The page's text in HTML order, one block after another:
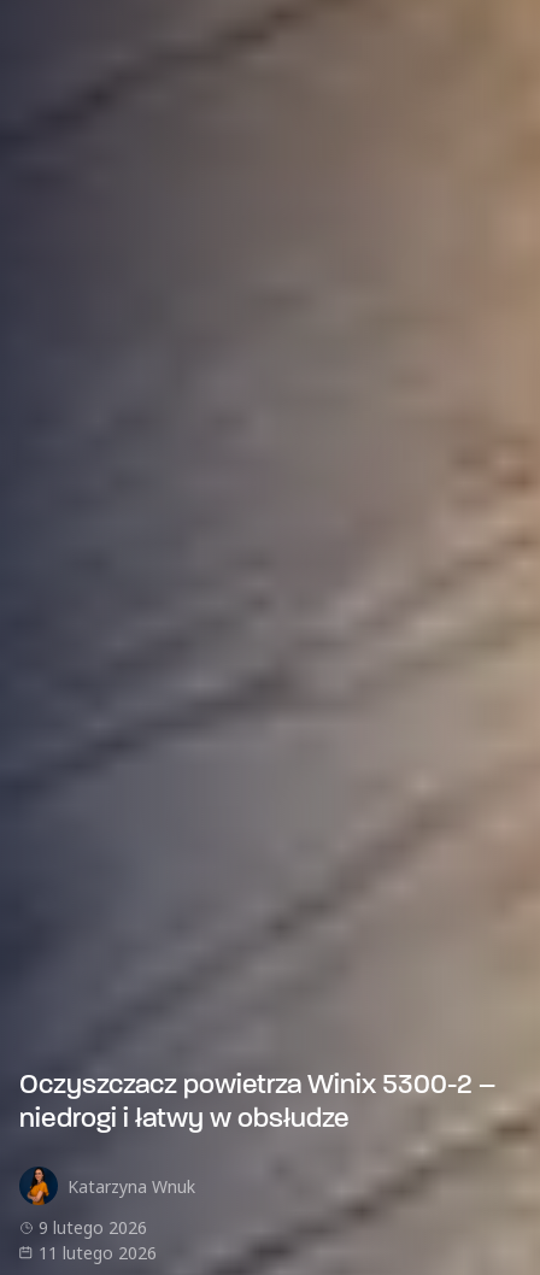
Oczyszczacz powietrza Winix 5300-2 –
niedrogi i łatwy w obsłudze
Katarzyna Wnuk
9 lutego 2026
11 lutego 2026